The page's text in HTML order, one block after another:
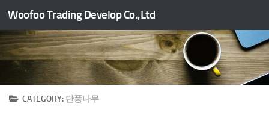
Skip to content
Woofoo Trading Develop Co.,Ltd
CATEGORY: 단풍나무